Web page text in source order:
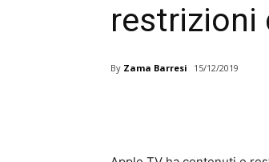
restrizioni
By Zama Barresi 15/12/2019